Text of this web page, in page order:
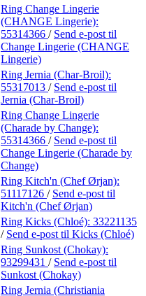
Ring Change Lingerie
(CHANGE Lingerie):
55314366 / Send e-post til
Change Lingerie (CHANGE
Lingerie)
Ring Jernia (Char-Broil):
55317013 / Send e-post til
Jernia (Char-Broil)
Ring Change Lingerie
(Charade by Change):
55314366 / Send e-post til
Change Lingerie (Charade by
Change)
Ring Kitch'n (Chef Ørjan):
51117126 / Send e-post til
Kitch'n (Chef Ørjan)
Ring Kicks (Chloé): 33221135
/ Send e-post til Kicks (Chloé)
Ring Sunkost (Chokay):
93299431 / Send e-post til
Sunkost (Chokay)
Ring Jernia (Christiania